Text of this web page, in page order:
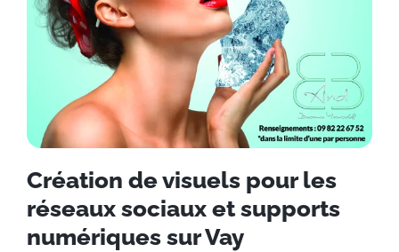
Création de visuels pour les
réseaux sociaux et supports
numériques sur Vay